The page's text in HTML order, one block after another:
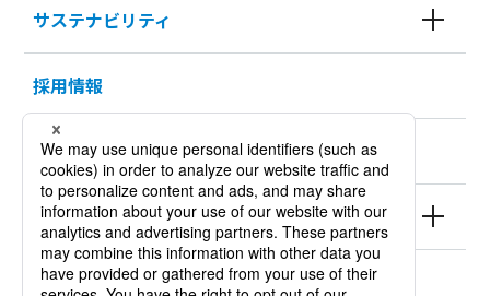
サステナビリティ
採用情報
KURODA HISTORY 100
製品情報